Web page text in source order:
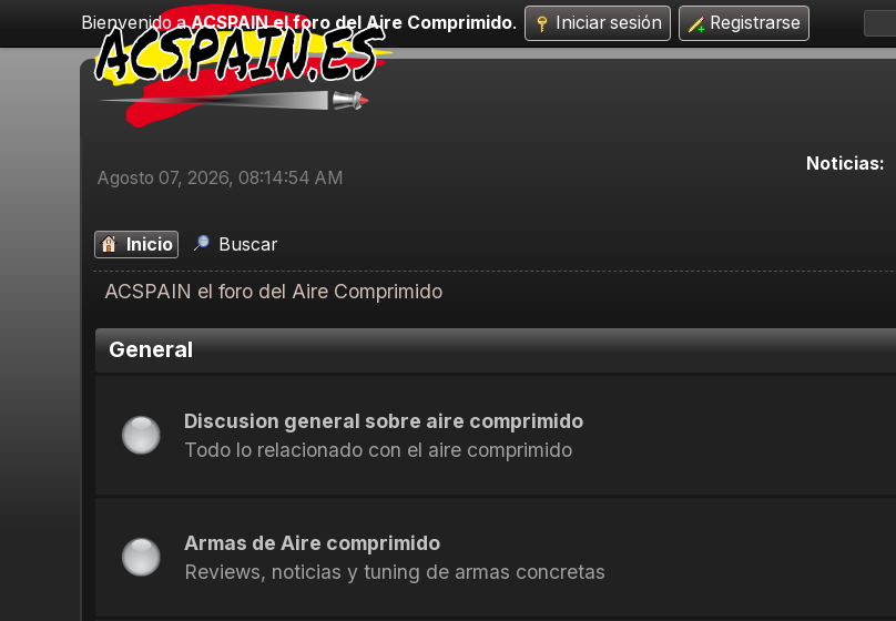
Bienvenido aACSPAIN el foro del Aire Comprimido. Iniciar sesión Registrarse
Agosto 07, 2026, 08:14:54 AM
Noticias:
Inicio Buscar
ACSPAIN el foro del Aire Comprimido
General
Discusion general sobre aire comprimido
Todo lo relacionado con el aire comprimido
Armas de Aire comprimido
Reviews, noticias y tuning de armas concretas